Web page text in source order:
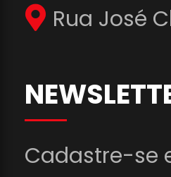
Rua José
Cadastre-se